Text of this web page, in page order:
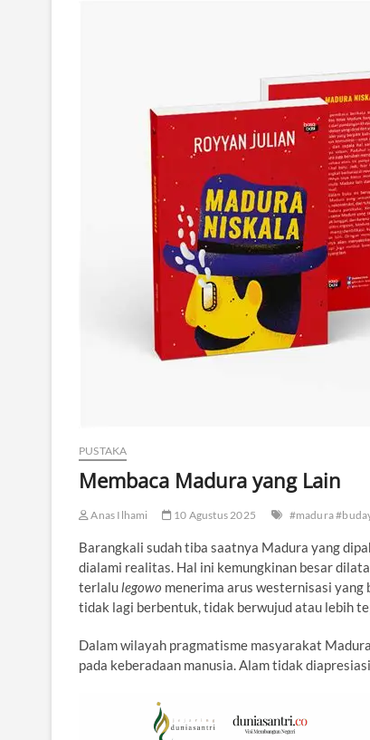
PUSTAKA
Membaca Madura yang Lain
Anas Ilhami 10 Agustus 2025 #madura
Barangkali sudah tiba saatnya Madura yang
dialami realitas. Hal ini kemungkinan besar
terlalulegowo menerima arus westernisasi
tidak lagi berbentuk, tidak berwujud atau lebih
Dalam wilayah pragmatisme masyarakat
pada keberadaan manusia. Alam tidak